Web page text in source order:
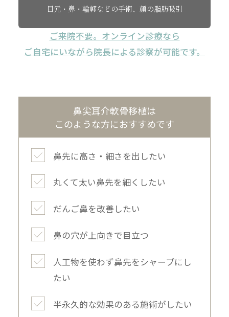
目元・鼻・輪郭などの手術、顔の脂肪吸引
ご来院不要。オンライン診療なら
ご自宅にいながら院長による診察が可能です。
鼻尖耳介軟骨移植は
このような方におすすめです
鼻先に高さ・細さを出したい
丸くて太い鼻先を細くしたい
だんご鼻を改善したい
鼻の穴が上向きで目立つ
人工物を使わず鼻先をシャープにし
たい
半永久的な効果のある施術がしたい